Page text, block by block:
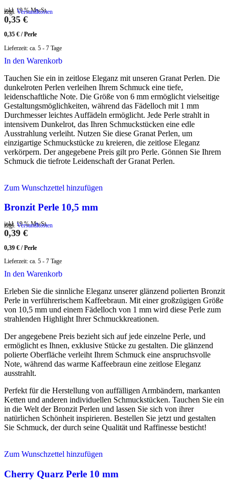
inkl. 19 % MwSt.
zzgl. Versandkosten
0,35 €
0,35 € /Perle
Lieferzeit: ca. 5 - 7 Tage
In den Warenkorb
Tauchen Sie ein in zeitlose Eleganz mit unseren Granat Perlen. Die
dunkelroten Perlen verleihen Ihrem Schmuck eine tiefe,
leidenschaftliche Note. Die Größe von 6 mm ermöglicht vielseitige
Gestaltungsmöglichkeiten, während das Fädelloch mit 1 mm
Durchmesser leichtes Auffädeln ermöglicht. Jede Perle strahlt in
intensivem Dunkelrot, das Ihren Schmuckstücken eine edle
Ausstrahlung verleiht. Nutzen Sie diese Granat Perlen, um
einzigartige Schmuckstücke zu kreieren, die zeitlose Eleganz
verkörpern. Der angegebene Preis gilt pro Perle. Gönnen Sie Ihrem
Schmuck die tiefrote Leidenschaft der Granat Perlen.
Zum Wunschzettel hinzufügen
Bronzit Perle 10,5 mm
inkl. 19 % MwSt.
zzgl. Versandkosten
0,39 €
0,39 € /Perle
Lieferzeit: ca. 5 - 7 Tage
In den Warenkorb
Erleben Sie die sinnliche Eleganz unserer glänzend polierten Bronzit
Perle in verführerischem Kaffeebraun. Mit einer großzügigen Größe
von 10,5 mm und einem Fädelloch von 1 mm wird diese Perle zum
strahlenden Highlight Ihrer Schmuckkreationen.
Der angegebene Preis bezieht sich auf jede einzelne Perle, und
ermöglicht es Ihnen, exklusive Stücke zu gestalten. Die glänzend
polierte Oberfläche verleiht Ihrem Schmuck eine anspruchsvolle
Note, während das warme Kaffeebraun eine zeitlose Eleganz
ausstrahlt.
Perfekt für die Herstellung von auffälligen Armbändern, markanten
Ketten und anderen individuellen Schmuckstücken. Tauchen Sie ein
in die Welt der Bronzit Perlen und lassen Sie sich von ihrer
natürlichen Schönheit inspirieren. Bestellen Sie jetzt und gestalten
Sie Schmuck, der durch seine Qualität und Raffinesse besticht!
Zum Wunschzettel hinzufügen
Cherry Quarz Perle 10 mm